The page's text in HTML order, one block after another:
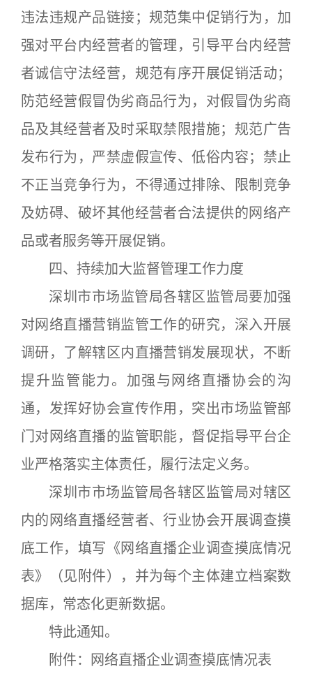
违法违规产品链接；规范集中促销行为，加
强对平台内经营者的管理，引导平台内经营
者诚信守法经营，规范有序开展促销活动；
防范经营假冒伪劣商品行为，对假冒伪劣商
品及其经营者及时采取禁限措施；规范广告
发布行为，严禁虚假宣传、低俗内容；禁止
不正当竞争行为，不得通过排除、限制竞争
及妨碍、破坏其他经营者合法提供的网络产
品或者服务等开展促销。
四、持续加大监督管理工作力度
深圳市市场监管局各辖区监管局要加强
对网络直播营销监管工作的研究，深入开展
调研，了解辖区内直播营销发展现状，不断
提升监管能力。加强与网络直播协会的沟
通，发挥好协会宣传作用，突出市场监管部
门对网络直播的监管职能，督促指导平台企
业严格落实主体责任，履行法定义务。
深圳市市场监管局各辖区监管局对辖区
内的网络直播经营者、行业协会开展调查摸
底工作，填写《网络直播企业调查摸底情况
表》（见附件），并为每个主体建立档案数
据库，常态化更新数据。
特此通知。
附件：网络直播企业调查摸底情况表